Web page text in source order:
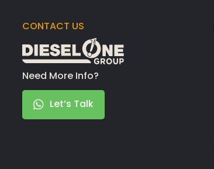
CONTACT US
Need More Info?
Let’s Talk